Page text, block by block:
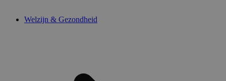
Welzijn & Gezondheid